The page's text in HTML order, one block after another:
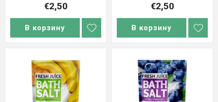
€2,50
В корзину
€2,50
В корзину